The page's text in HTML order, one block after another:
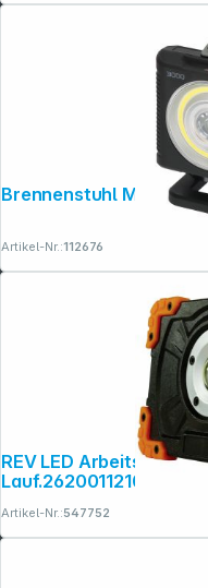
Artikel-Nr.:112676
REV LED Arbeitsleuchte Flood 5W
Lauf.2620011210
Artikel-Nr.:547752